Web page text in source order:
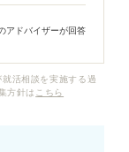
あります
アドバイザーが回答
活相談を実施する過
方針は こちら